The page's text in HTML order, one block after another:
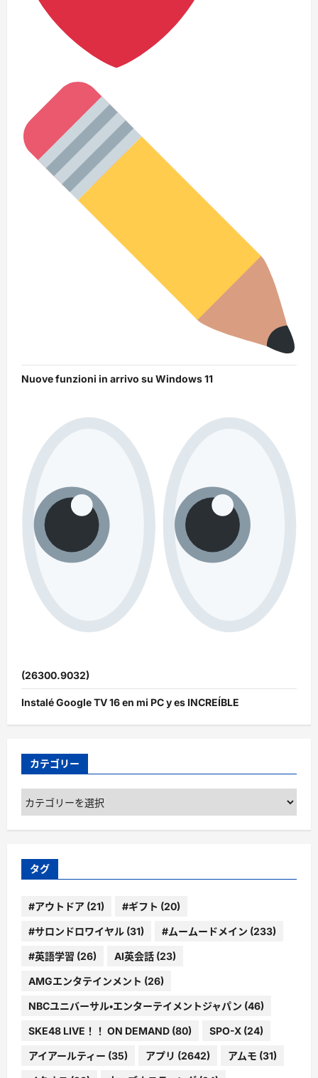
Nuove funzioni in arrivo su Windows 11
(26300.9032)
Instalé Google TV 16 en mi PC y es INCREÍBLE
カテゴリー
カ
テ
ゴ
ー
タグ
#アウトドア (21) #ギフト (20)
#サロンドロワイヤル (31) #ムームードメイン (233)
#英語学習 (26) AI英会話 (23)
AMGエンタテインメント (26)
NBCユニバーサル・エンターテイメントジャパン (46)
SKE48 LIVE！！ ON DEMAND (80) SPO-X (24)
アイアールティー (35) アプリ (2642) アムモ (31)